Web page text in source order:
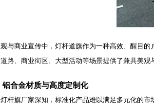
与商业宣传中，灯杆道旗作为一种高效、醒目
路、商业街区、大型活动等场景提供了兼具美观
合金材质与高度定制化
杆旗厂家深知，标准化产品难以满足多元化的市